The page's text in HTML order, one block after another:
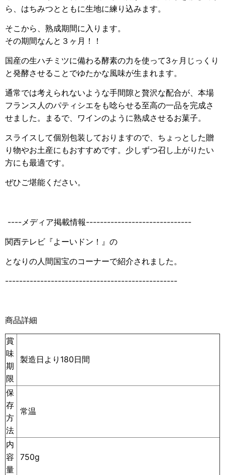
ら、 はちみつとともに生地に練り込みます。
そこから、熟成期間に入ります。
その期間なんと３ヶ月！！
国産の生ハチミツに備わる酵素の力を使って3ヶ月じっくり
と発酵させることでゆたかな風味が生まれます。
通常では考えられないような手間隙と贅沢な配合が、 本場
フランス人のパティシエをも唸らせる至高の一品を完成さ
せました。
まるで、ワインのように熟成させるお菓子。
スライスして個別包装しておりますので、ちょっとした贈
り物やお土産にもおすすめです。 少しずつ召し上がりたい
方にも最適です。
ぜひご堪能ください。
----メディア掲載情報------------------------------
関西テレビ『よーいドン！』の
となりの人間国宝のコーナーで紹介されました。
-------------------------------------------------
商品詳細
賞
味
期
限
製造日より180日間
保
存
方
法
常温
内
容
量
750g